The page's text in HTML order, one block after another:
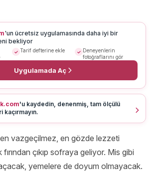
'un ücretsiz uygulamasında daha iyi bir
bekliyor
Tarif defterine ekle
Deneyenlerin
fotoğraflarını gör
Uygulamada Aç
'u kaydedin, denenmiş, tam ölçülü
kaçırmayın.
en vazgeçilmez, en gözde lezzeti
fırından çıkıp sofraya geliyor. Mis gibi
yemelere de doyum olmayacak.